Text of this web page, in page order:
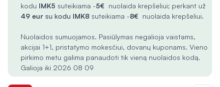
kodu IMK5 suteikiama -5€ nuolaida krepšeliui; perkant už
49 eur su kodu IMK8 suteikiama -8€ nuolaida krepšeliui.
Nuolaidos sumuojamos. Pasiūlymas negalioja vaistams,
akcijai 1+1, pristatymo mokesčiui, dovanų kuponams. Vieno
pirkimo metu galima panaudoti tik vieną nuolaidos kodą.
Galioja iki 2026 08 09